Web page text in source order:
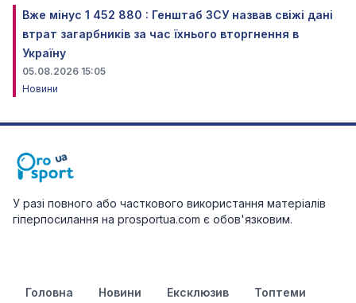
Вже мінус 1 452 880 : Генштаб ЗСУ назвав свіжі дані
втрат загарбників за час їхнього вторгнення в
Україну
05.08.2026 15:05
Новини
У разі повного або часткового використання матеріалів
гіперпосилання на prosportua.com є обов'язковим.
Головна Новини Ексклюзив Топтеми